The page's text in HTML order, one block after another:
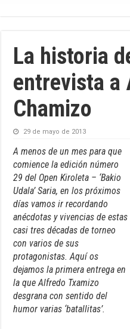
La historia
entrevista a
Chamizo
29 de mayo de 2013
A menos de un mes para que
comience la edición número
29 del Open Kiroleta – ‘Bakio
Udala’ Saria, en los próximos
días vamos ir recordando
anécdotas y vivencias de estas
casi tres décadas de torneo
con varios de sus
protagonistas. Aquí os
dejamos la primera entrega en
la que Alfredo Txamizo
desgrana con sentido del
humor varias ‘batallitas’.